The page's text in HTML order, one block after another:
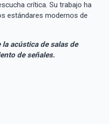
crítica. Su trabajo ha
estándares modernos de
acústica de salas de
de señales.